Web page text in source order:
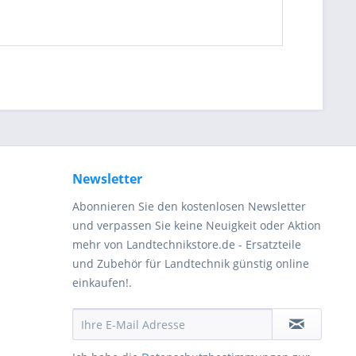
Newsletter
Abonnieren Sie den kostenlosen Newsletter
und verpassen Sie keine Neuigkeit oder Aktion
mehr von Landtechnikstore.de - Ersatzteile
und Zubehör für Landtechnik günstig online
einkaufen!.